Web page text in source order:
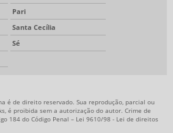
Pari
Santa Cecília
Sé
é de direito reservado. Sua reprodução, parcial ou
é proibida sem a autorização do autor. Crime de
184 do Código Penal – Lei 9610/98 - Lei de direitos